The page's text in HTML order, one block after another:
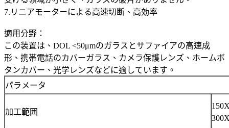
7.リニアモーターによる高速切断、高効率
適用分野：
この装置は、DOL <50μmのガラスとサファイアの高速成
形、携帯電話のカバーガラス、カメラ保護レンズ、ホームボ
タンカバー、光学レンズなどに適しています。
パラメータ
加工範囲